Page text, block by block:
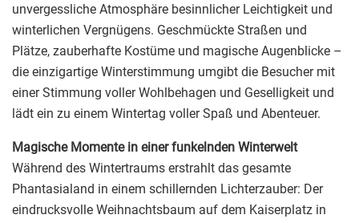
unvergessliche Atmosphäre besinnlicher Leichtigkeit und
winterlichen Vergnügens. Geschmückte Straßen und
Plätze, zauberhafte Kostüme und magische Augenblicke –
die einzigartige Winterstimmung umgibt die Besucher mit
einer Stimmung voller Wohlbehagen und Geselligkeit und
lädt ein zu einem Wintertag voller Spaß und Abenteuer.
Magische Momente in einer funkelnden Winterwelt
Während des Wintertraums erstrahlt das gesamte
Phantasialand in einem schillernden Lichterzauber: Der
eindrucksvolle Weihnachtsbaum auf dem Kaiserplatz in